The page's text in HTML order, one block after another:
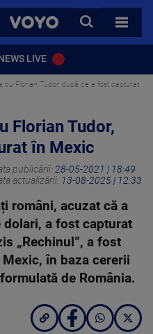
VOYO
CAUTA
TOATE
LIVE
cu Florian Tudor, după ce a fost capturat
Florian Tudor,
în Mexic
publicării: 28-05-2021 | 18:49
actualizării: 13-08-2025 | 12:33
români, acuzat că a
a fost capturat
„Rechinul”, a fost
în baza cererii
de România.